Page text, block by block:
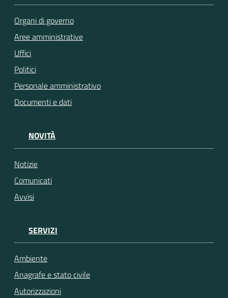
Organi di governo
Aree amministrative
Uffici
Politici
Personale amministrativo
Documenti e dati
NOVITÀ
Notizie
Comunicati
Avvisi
SERVIZI
Ambiente
Anagrafe e stato civile
Autorizzazioni